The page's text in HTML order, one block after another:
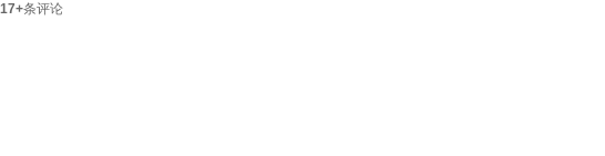
17+条评论